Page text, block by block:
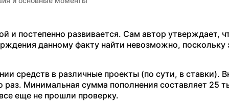
и постепенно развивается. Сам автор утверждает,
данному факту найти невозможно, поскольку
средств в различные проекты (по сути, в ставки).
Минимальная сумма пополнения составляет 25
еще не прошли проверку.